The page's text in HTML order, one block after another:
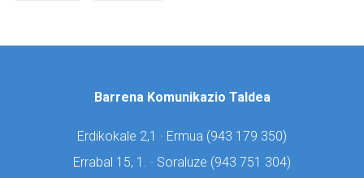
Barrena Komunikazio Taldea
Erdikokale 2,1 · Ermua (943 179 350)
Errabal 15, 1. · Soraluze (943 751 304)